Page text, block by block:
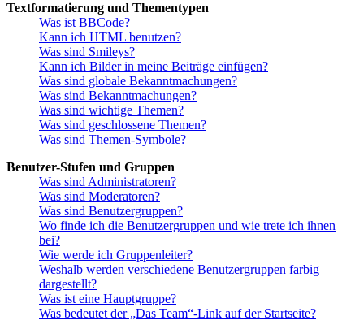
Textformatierung und Thementypen
Was ist BBCode?
Kann ich HTML benutzen?
Was sind Smileys?
Kann ich Bilder in meine Beiträge einfügen?
Was sind globale Bekanntmachungen?
Was sind Bekanntmachungen?
Was sind wichtige Themen?
Was sind geschlossene Themen?
Was sind Themen-Symbole?
Benutzer-Stufen und Gruppen
Was sind Administratoren?
Was sind Moderatoren?
Was sind Benutzergruppen?
Wo finde ich die Benutzergruppen und wie trete ich ihnen
bei?
Wie werde ich Gruppenleiter?
Weshalb werden verschiedene Benutzergruppen farbig
dargestellt?
Was ist eine Hauptgruppe?
Was bedeutet der „Das Team“-Link auf der Startseite?